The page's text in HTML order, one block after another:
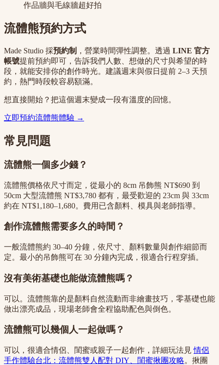
作品牆與毛線牆超好拍
流體熊預約方式
Made Studio 採預約制 ，營業時間彈性調整。透過 LINE 官方
帳號提前預約即可，告訴我們人數、想做的尺寸與希望的時
段，就能安排你的創作時光。建議週末與假日提前 2–3 天預
約，熱門時段較容易額滿。
想直接開始？把這個週末變成一段有溫度的回憶。
立即預約流體熊體驗 →
常見問題
流體熊一個多少錢？
流體熊價格依尺寸而定，從最小的 8cm 吊飾熊 NT$690 到
50cm 大型流體熊 NT$3,780 都有，最受歡迎的 23cm 與 33cm
約在 NT$1,180–1,680。費用已含顏料、模具與老師指導。
創作流體熊需要多久的時間？
一般流體熊約 30–40 分鐘，依尺寸、顏料數量與創作細節而
定。最小的吊飾熊可在 30 分鐘內完成，很適合行程穿插。
沒有美術基礎也能做流體熊嗎？
可以。流體熊靠的是顏料自然流動而非繪畫技巧，零基礎也能
做出漂亮成品，現場老師會全程協助配色與倒色。
流體熊可以幾個人一起做嗎？
可以，很適合情侶、閨蜜或親子一起創作，詳細玩法見情侶
手作體驗台北：流體熊雙人配對 DIY、閨蜜揪團攻略。揪團